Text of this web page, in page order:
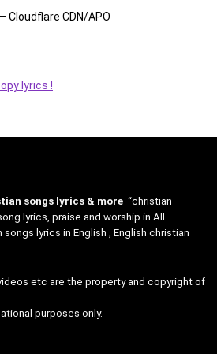
Cloudflare CDN/APO
lyrics !
songs lyrics & more “christian
lyrics, praise and worship in All
lyrics in English , English christian
etc are the property and copyright of
purposes only.